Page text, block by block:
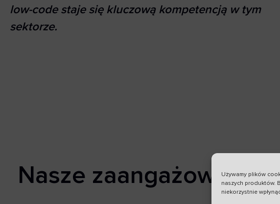
Używamy plików
naszych produktów.
niekorzystnie
low-code staje się kluczową kompetencją w tym
sektorze.
Nasze zaangażowanie